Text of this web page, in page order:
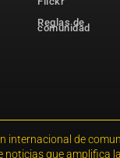
Reglas de
comunidad
internacional de
noticias que amplifica